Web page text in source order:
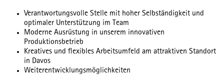
Verantwortungsvolle Stelle mit hoher Selbständigkeit und
optimaler Unterstützung im Team
Moderne Ausrüstung in unserem innovativen
Produktionsbetrieb
Kreatives und flexibles Arbeitsumfeld am attraktiven Standort
in Davos
Weiterentwicklungsmöglichkeiten